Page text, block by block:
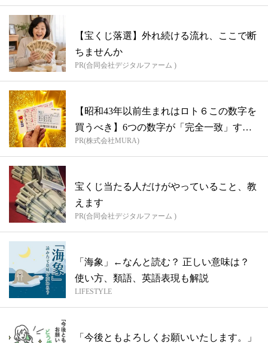
【宝くじ落選】外れ続ける流れ、ここで断
ちませんか
PR(合同会社デジタルファーム )
【昭和43年以前生まれはロト６この数字を
買うべき】6つの数字が「完全一致」する
方...
PR(株式会社MURA)
宝くじ当たる人だけがやっていること、教
えます
PR(合同会社デジタルファーム )
「海象」←なんと読む？ 正しい意味は？
使い方、類語、英語表現も解説
LIFESTYLE
「今後ともよろしくお願いいたします。」